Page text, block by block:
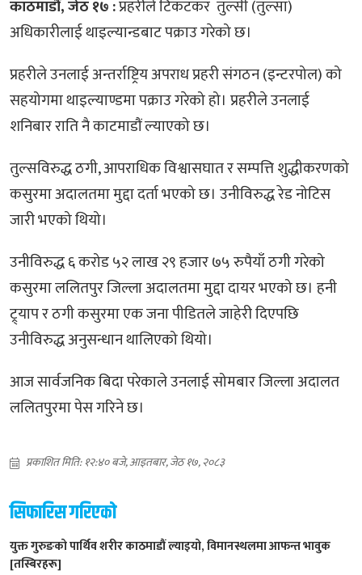
काठमाडौं, जेठ १७ :प्रहरीले टिकटकर तुल्सी (तुल्सा)
अधिकारीलाई थाइल्यान्डबाट पक्राउ गरेको छ।
प्रहरीले उनलाई अन्तर्राष्ट्रिय अपराध प्रहरी संगठन (इन्टरपोल) को
सहयोगमा थाइल्याण्डमा पक्राउ गरेको हो। प्रहरीले उनलाई
शनिबार राति नै काटमाडौं ल्याएको छ।
तुल्सविरुद्ध ठगी, आपराधिक विश्वासघात र सम्पत्ति शुद्धीकरणको
कसुरमा अदालतमा मुद्दा दर्ता भएको छ। उनीविरुद्ध रेड नोटिस
जारी भएको थियो।
उनीविरुद्ध ६ करोड ५२ लाख २९ हजार ७५ रुपैयाँ ठगी गरेको
कसुरमा ललितपुर जिल्ला अदालतमा मुद्दा दायर भएको छ। हनी
ट्र्याप र ठगी कसुरमा एक जना पीडितले जाहेरी दिएपछि
उनीविरुद्ध अनुसन्धान थालिएको थियो।
आज सार्वजनिक बिदा परेकाले उनलाई सोमबार जिल्ला अदालत
ललितपुरमा पेस गरिने छ।
प्रकाशित मिति: १२:४० बजे, आइतबार, जेठ १७, २०८३
सिफारिस गरिएको
युक्त गुरुङको पार्थिव शरीर काठमाडौं ल्याइयो, विमानस्थलमा आफन्त भावुक
[तस्बिरहरू]